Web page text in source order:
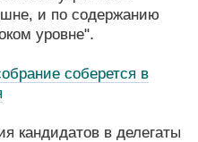
и по содержанию
уровне".
соберется в
кандидатов в делегаты